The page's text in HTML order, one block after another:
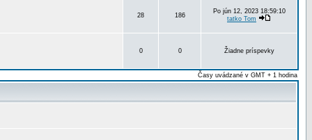
28 186
Po jún 12, 2023 18:59:10
tatko Tom
0 0 Žiadne príspevky
Časy uvádzané v GMT + 1 hodina